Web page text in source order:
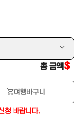
총 금액 $
shopping_cart 여행바구니
청 바랍니다.